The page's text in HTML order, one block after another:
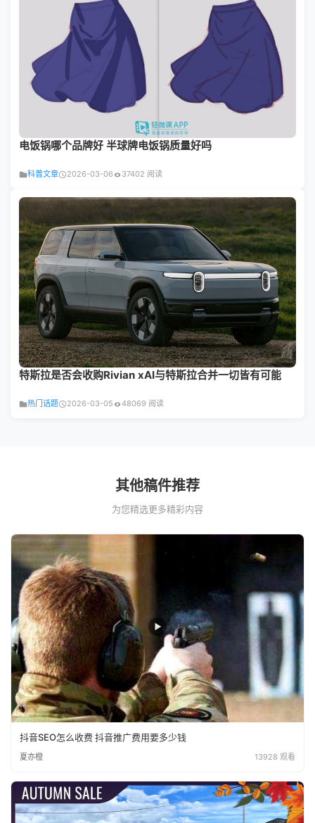
电饭锅哪个品牌好 半球牌电饭锅质量好吗
科普文章 2026-03-06 37402 阅读
特斯拉是否会收购Rivian xAI与特斯拉合并一切皆有可能
热门话题 2026-03-05 48069 阅读
其他稿件推荐
为您精选更多精彩内容
抖音SEO怎么收费 抖音推广费用要多少钱
夏亦橙 13928 观看